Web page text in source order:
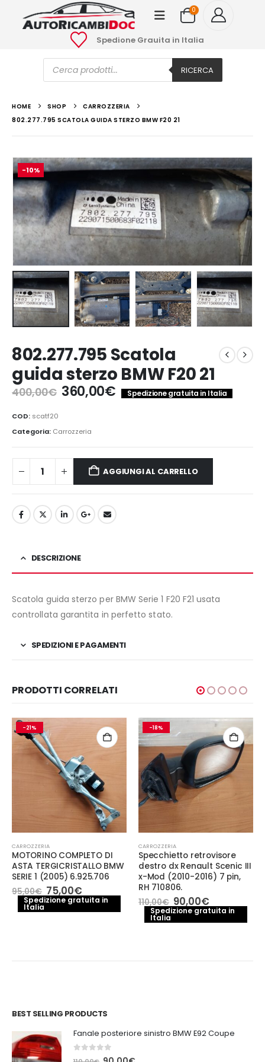
0
Spedione Grauita in Italia
Ricerca
prodotti RICERCA
HOME SHOP
CARROZZERIA
802.277.795 SCATOLA GUIDA STERZO BMW F20 21
-10%
802.277.795 Scatola
guida sterzo BMW F20 21
400,00€ Il
prezzo
era:
400,00€.
360,00€Il
prezzo
360,00€.
Spedizione gratuita in Italia
COD: scatf20
Categoria: Carrozzeria
AGGIUNGI AL CARRELLO
DESCRIZIONE
Scatola guida sterzo per BMW Serie 1 F20 F21 usata
controllata garantita in perfetto stato.
SPEDIZIONI E PAGAMENTI
PRODOTTI CORRELATI
-21%
CARROZZERIA
MOTORINO COMPLETO DI
ASTA TERGICRISTALLO BMW
SERIE 1 (2005) 6.925.706
95,00€ Il
prezzo
originale
75,00€Il
prezzo
attuale
Spedizione gratuita in
Italia
-18%
CARROZZERIA
Specchietto retrovisore
destro dx Renault Scenic III
x-Mod (2010-2016) 7 pin,
RH 710806.
110,00€ Il
prezzo
originale
90,00€Il
prezzo
attuale
Spedizione gratuita in
Italia
BEST SELLING PRODUCTS
Fanale posteriore sinistro BMW E92 Coupe
out of 5